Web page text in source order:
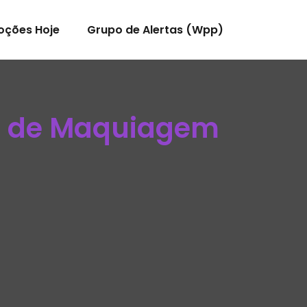
Hoje Grupo de Alertas (Wpp)
de Maquiagem